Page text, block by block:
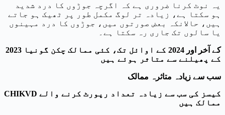
یہ نوٹ کرنا ضروری ہے کہ اگرچہ جوڑوں کا درد شدید
ہو سکتا ہے، زیادہ تر لوگ مکمل طور پر ٹھیک ہو جاتے
ہیں، حالانکہ بعض صورتوں میں، جوڑوں کا درد مہینوں
یا سالوں تک جاری رہ سکتا ہے۔
2023 کے آخر اور 2024 کے اوائل تک، کئی ممالک چکن گونیا
کے پھیلنے سے متاثر ہوئے ہیں
سب سے زیادہ متاثرہ ممالک
CHIKVD کیسز کی سب سے زیادہ تعداد رپورٹ کرنے والے
ممالک ہیں